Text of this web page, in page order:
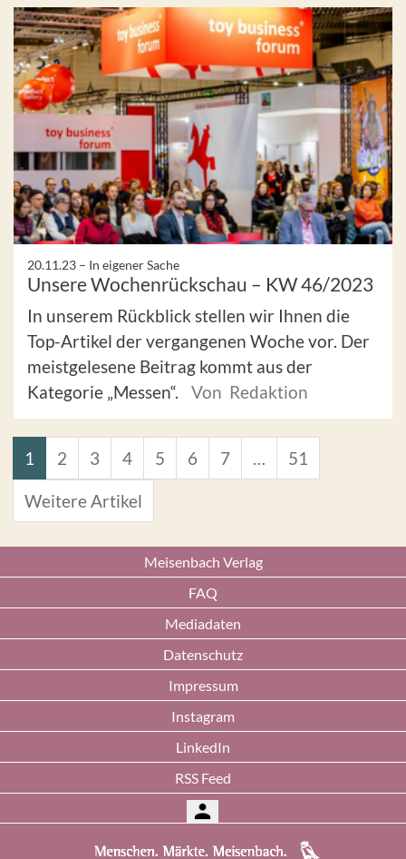
20.11.23 – In eigener Sache
Unsere Wochenrückschau – KW 46/2023
In unserem Rückblick stellen wir Ihnen die
Top-Artikel der vergangenen Woche vor. Der
meistgelesene Beitrag kommt aus der
Kategorie „Messen“.
Von Redaktion
1 2 3 4 5 6 7 … 51
Weitere Artikel
Meisenbach Verlag
FAQ
Mediadaten
Datenschutz
Impressum
Instagram
LinkedIn
RSS Feed